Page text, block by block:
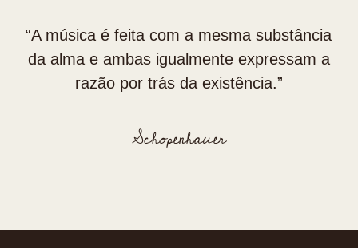
“⁠A música é feita com a mesma substância
da alma e ambas igualmente expressam a
razão por trás da existência.”
Schopenhauer